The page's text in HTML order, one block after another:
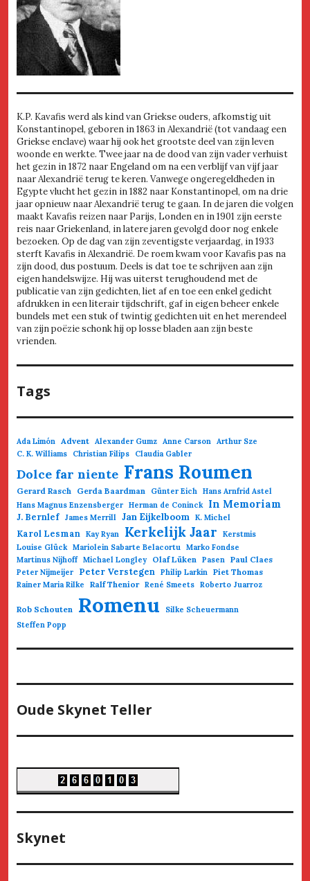
K.P. Kavafis werd als kind van Griekse ouders, afkomstig uit
Konstantinopel, geboren in 1863 in Alexandrië (tot vandaag een
Griekse enclave) waar hij ook het grootste deel van zijn leven
woonde en werkte. Twee jaar na de dood van zijn vader verhuist
het gezin in 1872 naar Engeland om na een verblijf van vijf jaar
naar Alexandrië terug te keren. Vanwege ongeregeldheden in
Egypte vlucht het gezin in 1882 naar Konstantinopel, om na drie
jaar opnieuw naar Alexandrië terug te gaan. In de jaren die volgen
maakt Kavafis reizen naar Parijs, Londen en in 1901 zijn eerste
reis naar Griekenland, in latere jaren gevolgd door nog enkele
bezoeken. Op de dag van zijn zeventigste verjaardag, in 1933
sterft Kavafis in Alexandrië. De roem kwam voor Kavafis pas na
zijn dood, dus postuum. Deels is dat toe te schrijven aan zijn
eigen handelswijze. Hij was uiterst terughoudend met de
publicatie van zijn gedichten, liet af en toe een enkel gedicht
afdrukken in een literair tijdschrift, gaf in eigen beheer enkele
bundels met een stuk of twintig gedichten uit en het merendeel
van zijn poëzie schonk hij op losse bladen aan zijn beste
vrienden.
Tags
Ada Limón Advent Alexander Gumz Anne Carson Arthur Sze
C. K. Williams
Christian Filips Claudia Gabler
Dolce far niente Frans Roumen
Gerard Rasch Gerda Baardman Günter Eich Hans Arnfrid Astel
Hans Magnus Enzensberger Herman de Coninck In Memoriam
J. Bernlef James Merrill Jan Eijkelboom K. Michel
Karol Lesman Kay Ryan Kerkelijk Jaar
Kerstmis
Louise Glück Mariolein Sabarte Belacortu Marko Fondse
Martinus Nijhoff Michael Longley Olaf Lüken Pasen Paul Claes
Peter Nijmeijer Peter Verstegen Philip Larkin Piet Thomas
Rainer Maria Rilke Ralf Thenior René Smeets Roberto Juarroz
Rob Schouten Romenu
Silke Scheuermann
Steffen Popp
Oude Skynet Teller
Skynet